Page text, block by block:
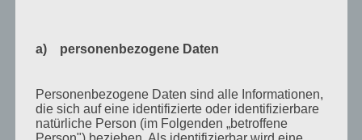
September 2010
August 2010
a) personenbezogene Daten
Personenbezogene Daten sind alle Informationen,
die sich auf eine identifizierte oder identifizierbare
natürliche Person (im Folgenden „betroffene